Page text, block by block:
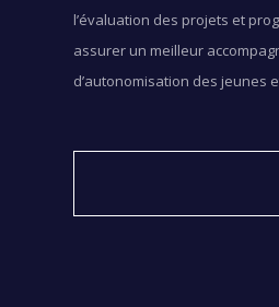
l’évaluation des projets et
assurer un meilleur
d’autonomisation des jeunes